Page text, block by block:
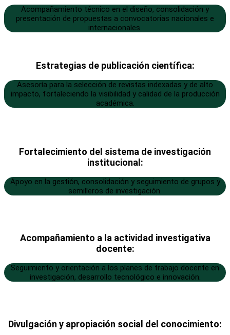
Acompañamiento técnico en el diseño, consolidación y
presentación de propuestas a convocatorias nacionales e
internacionales.
Estrategias de publicación científica:
Asesoría para la selección de revistas indexadas y de alto
impacto, fortaleciendo la visibilidad y calidad de la producción
académica.
Fortalecimiento del sistema de investigación
institucional:
Apoyo en la gestión, consolidación y seguimiento de grupos y
semilleros de investigación.
Acompañamiento a la actividad investigativa
docente:
Seguimiento y orientación a los planes de trabajo docente en
investigación, desarrollo tecnológico e innovación.
Divulgación y apropiación social del conocimiento: